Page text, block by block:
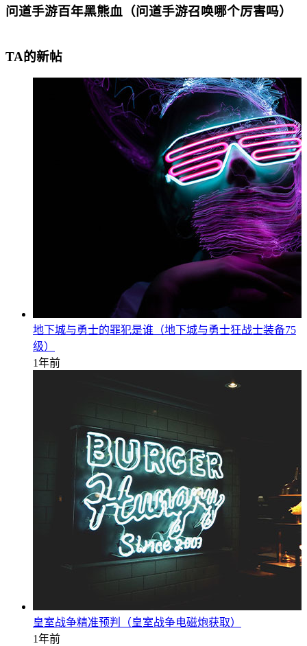
问道手游百年黑熊血（问道手游召唤哪个厉害吗）
TA的新帖
地下城与勇士的罪犯是谁（地下城与勇士狂战士装备75
级）
1年前
皇室战争精准预判（皇室战争电磁炮获取）
1年前